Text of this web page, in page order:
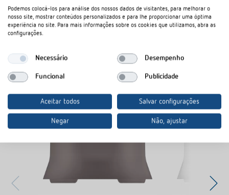
Produtos semelhantes
Podemos colocá-los para análise dos nossos dados de visitantes, para melhorar o
nosso site, mostrar conteúdos personalizados e para lhe proporcionar uma óptima
experiência no site. Para mais informações sobre os cookies que utilizamos, abra as
configurações.
Necessário Desempenho
Funcional Publicidade
Aceitar todos Salvar configurações
Negar Não, ajustar